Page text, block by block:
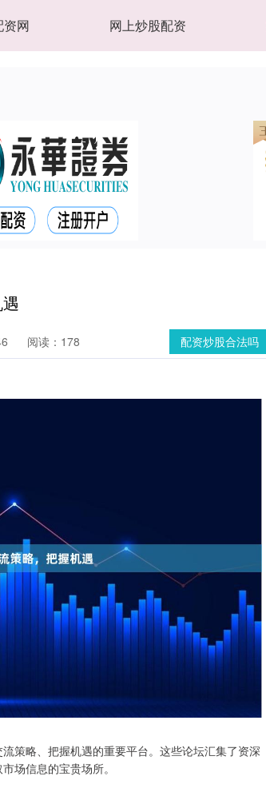
资网 网上炒股配资
配资炒股合法吗
阅读：178
策略、把握机遇的重要平台。这些论坛汇集了资深
场信息的宝贵场所。